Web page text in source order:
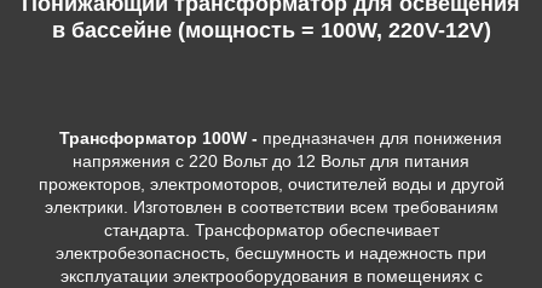
в бассейне (мощность = 100W, 220V-12V)
Трансформатор 100W - предназначен для понижения
напряжения с 220 Вольт до 12 Вольт для питания
прожекторов, электромоторов, очистителей воды и другой
электрики. Изготовлен в соответствии всем требованиям
стандарта. Трансформатор обеспечивает
электробезопасность, бесшумность и надежность при
эксплуатации электрооборудования в помещениях с